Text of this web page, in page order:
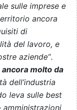
sulle imprese e
ancora
di
del lavoro, e
aziende”.
ancora molto da
dell’industria
leva sulle best
amministrazioni